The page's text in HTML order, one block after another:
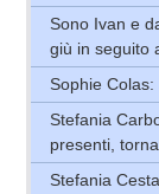
Sono Ivan e
giù in seguito
Sophie
Stefania
presenti,
Stefania